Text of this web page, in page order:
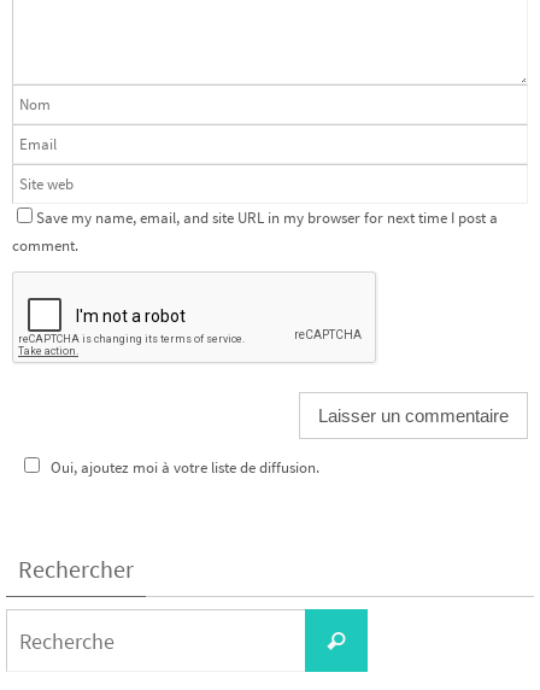
Save my name, email, and site URL in my browser for next time I post a
comment.
Oui, ajoutez moi à votre liste de diffusion.
Rechercher
Recherche